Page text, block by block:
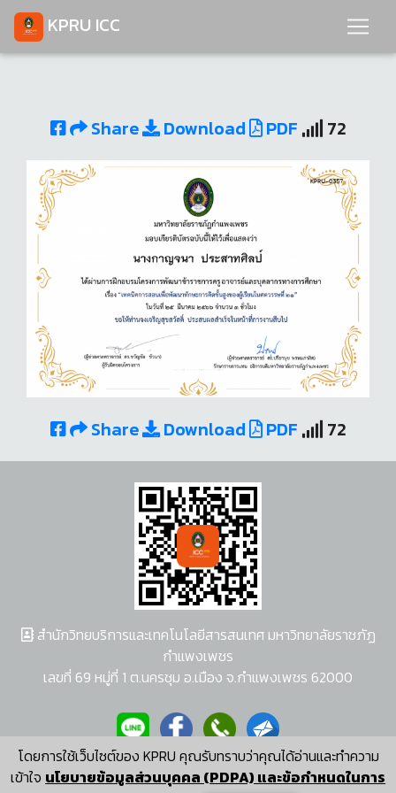
KPRU ICC
Share Download PDF 72
Share Download PDF 72
โดยการใช้เว็บไซต์ของ KPRU คุณรับทราบว่าคุณได้อ่านและทำความ
เข้าใจ นโยบายข้อมูลส่วนบุคคล (PDPA) และข้อกำหนดในการ
สำนักวิทยบริการและเทคโนโลยีสารสนเทศ มหาวิทยาลัยราชภัฏ
กำแพงเพชร
เลขที่ 69 หมู่ที่ 1 ต.นครชุม อ.เมือง จ.กำแพงเพชร 62000
ผู้พัฒนาระบบ อนุชา พวงผกา